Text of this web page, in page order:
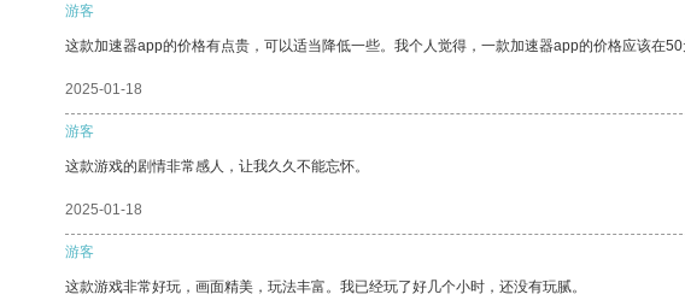
游客
这款加速器app的价格有点贵，可以适当降低一些。我个人觉得，一款加速器app的价格应该在50
2025-01-18
游客
这款游戏的剧情非常感人，让我久久不能忘怀。
2025-01-18
游客
这款游戏非常好玩，画面精美，玩法丰富。我已经玩了好几个小时，还没有玩腻。